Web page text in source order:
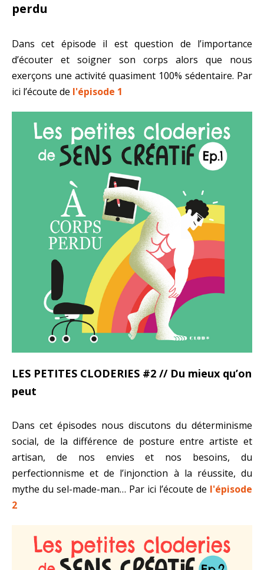
perdu
Dans cet épisode il est question de l’importance
d’écouter et soigner son corps alors que nous
exerçons une activité quasiment 100% sédentaire. Par
ici l’écoute de l'épisode 1
LES PETITES CLODERIES #2 // Du mieux qu’on
peut
Dans cet épisodes nous discutons du déterminisme
social, de la différence de posture entre artiste et
artisan, de nos envies et nos besoins, du
perfectionnisme et de l’injonction à la réussite, du
mythe du sel-made-man… Par ici l’écoute de l'épisode
2